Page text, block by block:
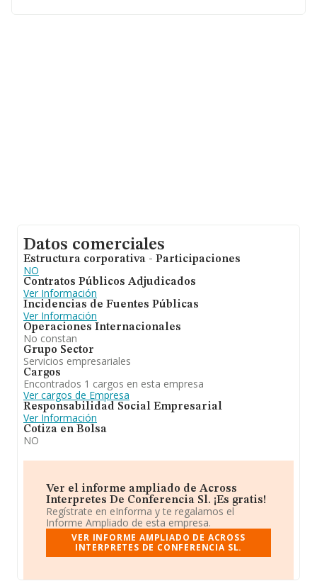
Datos comerciales
Estructura corporativa - Participaciones
NO
Contratos Públicos Adjudicados
Ver Información
Incidencias de Fuentes Públicas
Ver Información
Operaciones Internacionales
No constan
Grupo Sector
Servicios empresariales
Cargos
Encontrados 1 cargos en esta empresa
Ver cargos de Empresa
Responsabilidad Social Empresarial
Ver Información
Cotiza en Bolsa
NO
Ver el informe ampliado de Across
Interpretes De Conferencia Sl. ¡Es gratis!
Regístrate en eInforma y te regalamos el
Informe Ampliado de esta empresa.
VER INFORME AMPLIADO DE ACROSS
INTERPRETES DE CONFERENCIA SL.